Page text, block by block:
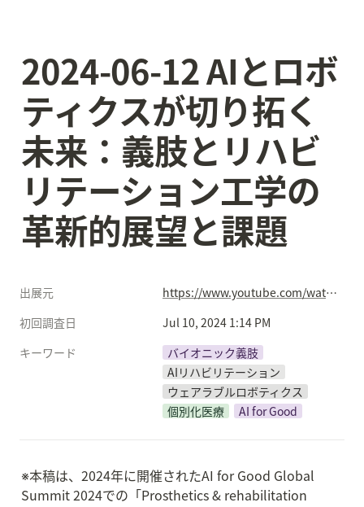
2024-06-12 AIとロボ
ティクスが切り拓く
未来：義肢とリハビ
リテーション工学の
革新的展望と課題
出展元
https://www.youtube.com/watch?v=NanesTPZc5U
初回調査日
Jul 10, 2024 1:14 PM
キーワード
バイオニック義肢
AIリハビリテーション
ウェアラブルロボティクス
個別化医療
AI for Good
※本稿は、2024年に開催されたAI for Good Global
Summit 2024での「Prosthetics & rehabilitation